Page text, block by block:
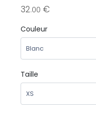
32.00 €
Couleur
Taille